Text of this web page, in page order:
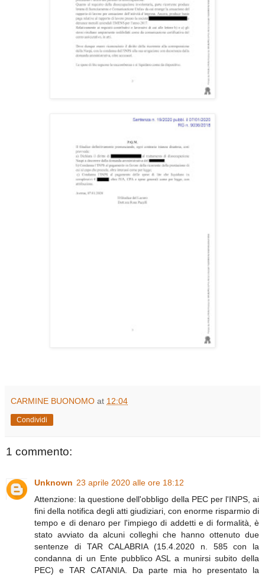
CARMINE BUONOMO at 12:04
Condividi
1 commento:
Unknown 23 aprile 2020 alle ore 18:12
Attenzione: la questione dell'obbligo della PEC per l'INPS, ai
fini della notifica degli atti giudiziari, con enorme risparmio di
tempo e di denaro per l'impiego di addetti e di formalità, è
stato avviato da alcuni colleghi che hanno ottenuto due
sentenze di TAR CALABRIA (15.4.2020 n. 585 con la
condanna di un Ente pubblico ASL a munirsi subito della
PEC) e TAR CATANIA. Da parte mia ho presentato la